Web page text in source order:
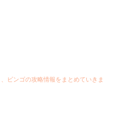
ビンゴの攻略情報をまとめていきま